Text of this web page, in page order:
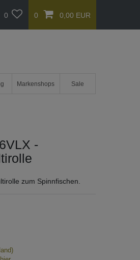
0 0 0,00 EUR
Markenshops Sale
-
zum Spinnfischen.